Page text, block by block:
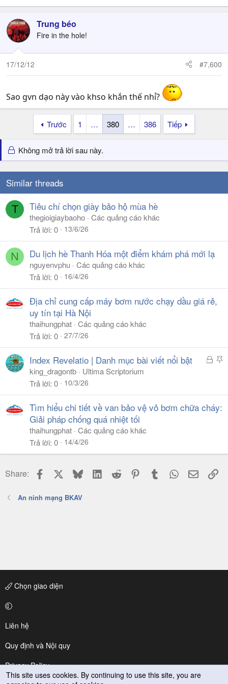
Trung béo
Fire in the hole!
17/12/12 #7,600
Sao gvn dạo này vào khso khắn thế nhỉ?
Trước 1 … 380 … 386 Tiếp
Không mở trả lời sau này.
Similar threads
T Tiêu chí chọn giày bảo hộ mùa hè
thegioigiaybaoho Các quảng cáo khác
Trả lời 0 13/6/26
N Du lịch hè Thanh Hóa một điểm khám phá mới lạ
nguyenvphu Các quảng cáo khác
Trả lời 0 16/4/26
Địa chỉ cung cấp máy bơm nước chạy dầu giá rẻ,
uy tín tại Hà Nội
thaihungphat Các quảng cáo khác
Trả lời 0 27/7/26
Đ
h
ó
a
S
c
Index Revelatio | Danh mục bài viết nổi bật
king_dragontb
Ultima Scriptorium
Trả lời 0 10/3/26
Tìm hiểu chi tiết về van bảo vệ vỏ bơm chữa cháy:
Giải pháp chống quá nhiệt tối
thaihungphat Các quảng cáo khác
Trả lời 0 14/4/26
Share: Facebook BlueskyLinkedIn
Reddit PinterestTumblr WhatsApp
Email
An ninh mạng BKAV
Chọn giao diện
Liên hệ
Quy định và Nội quy
Privacy Policy
This site uses cookies. By continuing to use this site, you are